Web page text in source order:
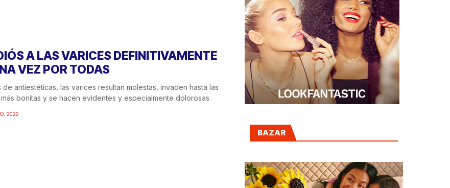
A LAS VARICES DEFINITIVAMENTE
VEZ POR TODAS
de antiestéticas, las varices resultan molestas, invaden hasta las
bonitas y se hacen evidentes y especialmente dolorosas
2022
BAZAR